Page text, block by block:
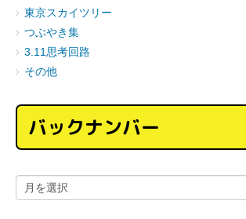
東京スカイツリー
つぶやき集
3.11思考回路
その他
バックナンバー